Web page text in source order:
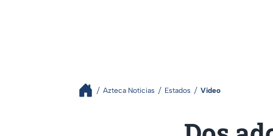
Azteca Noticias Estados Video